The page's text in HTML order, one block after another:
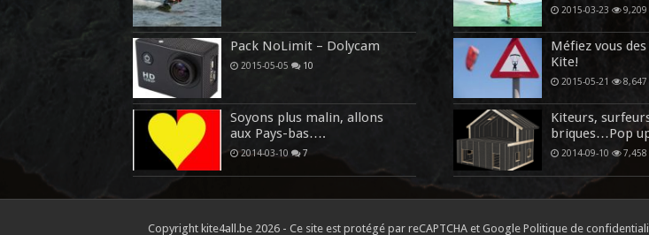
Pack NoLimit – Dolycam
2015-05-05 10
Soyons plus malin, allons
aux Pays-bas….
2014-03-10 7
2015-03-23 9,209
Méfiez vous
Kite!
2015-05-21 8,647
Kiteurs,
briques…Pop
2014-09-10 7,458
Copyright kite4all.be 2026 - Ce site est protégé par reCAPTCHA et Google Politique de